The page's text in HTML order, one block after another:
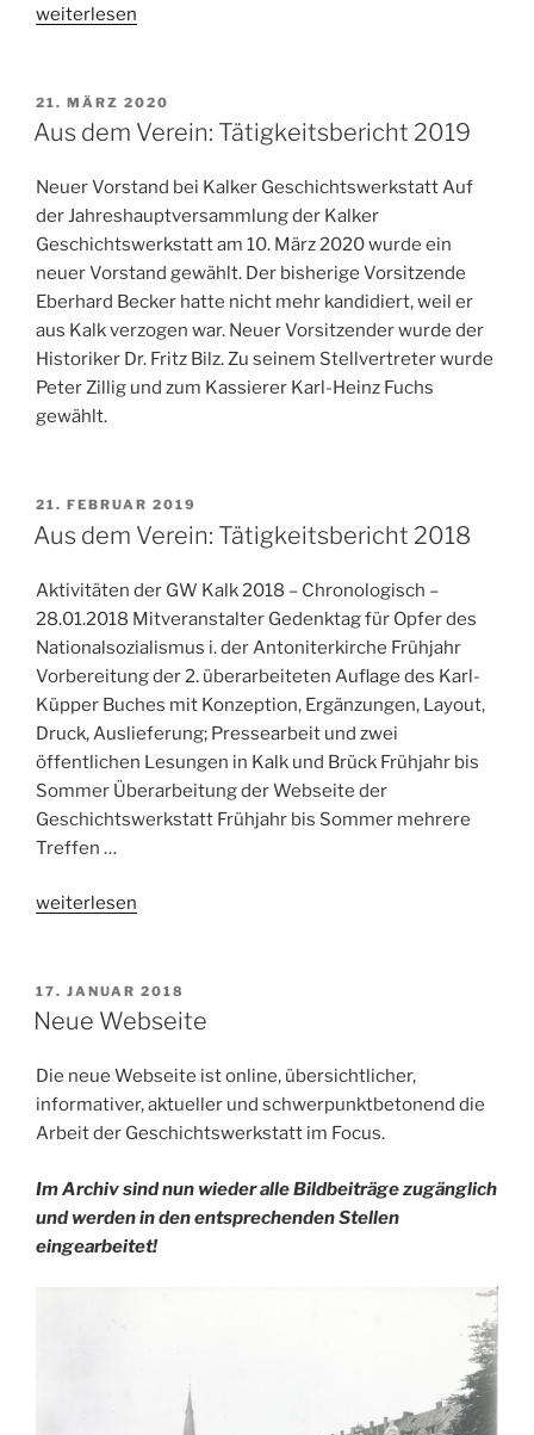
„In
LexiKalk
im
weiterlesen
VERÖFFENTLICHT
AM
21. MÄRZ 2020
Aus dem Verein: Tätigkeitsbericht 2019
Neuer Vorstand bei Kalker Geschichtswerkstatt Auf
der Jahreshauptversammlung der Kalker
Geschichtswerkstatt am 10. März 2020 wurde ein
neuer Vorstand gewählt. Der bisherige Vorsitzende
Eberhard Becker hatte nicht mehr kandidiert, weil er
aus Kalk verzogen war. Neuer Vorsitzender wurde der
Historiker Dr. Fritz Bilz. Zu seinem Stellvertreter wurde
Peter Zillig und zum Kassierer Karl-Heinz Fuchs
gewählt.
VERÖFFENTLICHT
AM
21. FEBRUAR 2019
Aus dem Verein: Tätigkeitsbericht 2018
Aktivitäten der GW Kalk 2018 – Chronologisch –
28.01.2018 Mitveranstalter Gedenktag für Opfer des
Nationalsozialismus i. der Antoniterkirche Frühjahr
Vorbereitung der 2. überarbeiteten Auflage des Karl-
Küpper Buches mit Konzeption, Ergänzungen, Layout,
Druck, Auslieferung; Pressearbeit und zwei
öffentlichen Lesungen in Kalk und Brück Frühjahr bis
Sommer Überarbeitung der Webseite der
Geschichtswerkstatt Frühjahr bis Sommer mehrere
Treffen …
„Aus
Tätigkeitsbericht
2018“
weiterlesen
VERÖFFENTLICHT
AM
17. JANUAR 2018
Neue Webseite
Die neue Webseite ist online, übersichtlicher,
informativer, aktueller und schwerpunktbetonend die
Arbeit der Geschichtswerkstatt im Focus.
Im Archiv sind nun wieder alle Bildbeiträge zugänglich
und werden in den entsprechenden Stellen
eingearbeitet!